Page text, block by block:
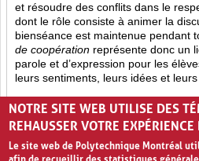
et résoudre des conflits dans le
dont le rôle consiste à animer la
bienséance est maintenue pendant
de coopération représente donc un
parole et d’expression pour les
leurs sentiments, leurs idées et leurs
Opinion (8) Partage (13)
NOTRE SITE WEB UTILISE DES
REHAUSSER VOTRE
Le site web de Polytechnique Montréal